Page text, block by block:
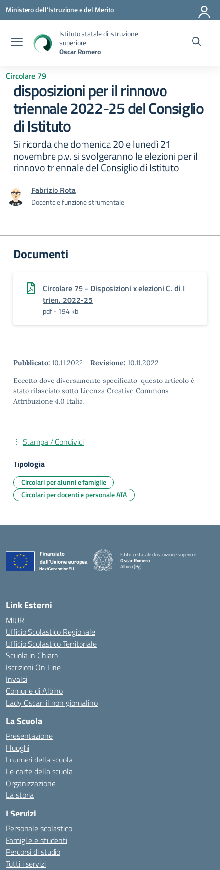
Vai ai contenuti
Vai al menu di navigazione
Vai al footer
Ministero dell'Istruzione e del Merito
Istituto statale di istruzione
superiore
Oscar Romero
Circolare 79
disposizioni per il rinnovo
triennale 2022-25 del Consiglio
di Istituto
Si ricorda che domenica 20 e lunedì 21
novembre p.v. si svolgeranno le elezioni per il
rinnovo triennale del Consiglio di Istituto
Fabrizio Rota
Docente e funzione strumentale
Documenti
Circolare 79 - Disposizioni x elezioni C. di I
trien. 2022-25
pdf - 194 kb
Pubblicato: 10.11.2022 - Revisione: 10.11.2022
Eccetto dove diversamente specificato, questo articolo è
stato rilasciato sotto Licenza Creative Commons
Attribuzione 4.0 Italia.
Stampa / Condividi
Tipologia
Circolari per alunni e famiglie
Circolari per docenti e personale ATA
Istituto statale di istruzione superiore
Oscar Romero
Albino (Bg)
Link Esterni
MIUR
Ufficio Scolastico Regionale
Ufficio Scolastico Territoriale
Scuola in Chiaro
Iscrizioni On Line
Invalsi
Comune di Albino
Lady Oscar: il non giornalino
La Scuola
Presentazione
I luoghi
I numeri della scuola
Le carte della scuola
Organizzazione
La storia
I Servizi
Personale scolastico
Famiglie e studenti
Percorsi di studio
Tutti i servizi